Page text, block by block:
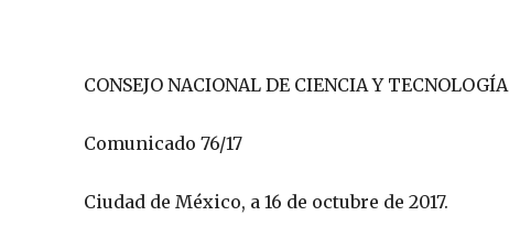
CONSEJO NACIONAL DE CIENCIA Y TECNOLOGÍA
Comunicado 76/17
Ciudad de México, a 16 de octubre de 2017.